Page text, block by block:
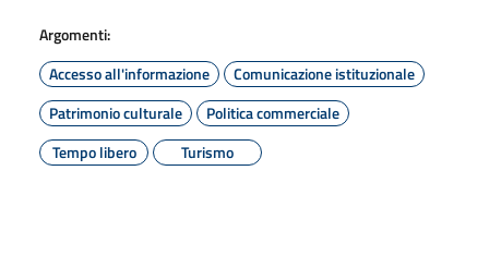
Argomenti:
Accesso all'informazione
Comunicazione istituzionale
Patrimonio culturale
Politica commerciale
Tempo libero
Turismo